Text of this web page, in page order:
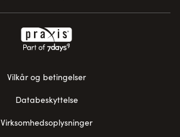
Vilkår og betingelser
Databeskyttelse
Virksomhedsoplysninger